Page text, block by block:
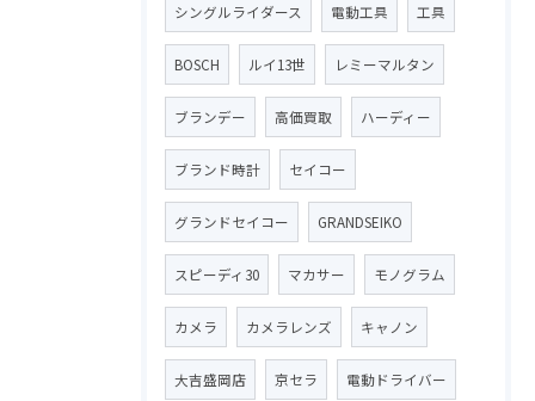
シングルライダース 電動工具 工具
BOSCH ルイ13世 レミーマルタン
ブランデー 高価買取 ハーディー
ブランド時計 セイコー
グランドセイコー GRANDSEIKO
スピーディ30 マカサー モノグラム
カメラ カメラレンズ キャノン
大吉盛岡店 京セラ 電動ドライバー